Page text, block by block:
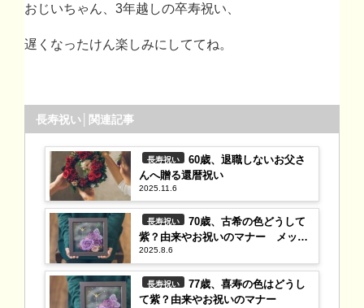
おじいちゃん、 3年越しの卒寿祝い、
遅くなったけん楽しみにしててね。
長寿祝い│関連記事
長寿祝い
60歳、退職しないお父さ
んへ贈る還暦祝い
2025.11.6
長寿祝い
70歳、古希の色どうして
紫？由来やお祝いのマナー メッセ
ージ例文集
2025.8.6
長寿祝い
77歳、喜寿の色はどうし
て紫？由来やお祝いのマナー